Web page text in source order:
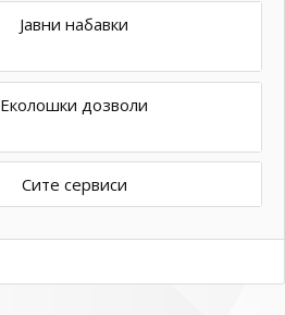
Јавни набавки
Еколошки дозволи
Сите сервиси